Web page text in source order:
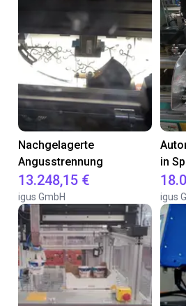
Nachgelagerte
Angusstrennung
13.248,15 €
igus GmbH
in
igus